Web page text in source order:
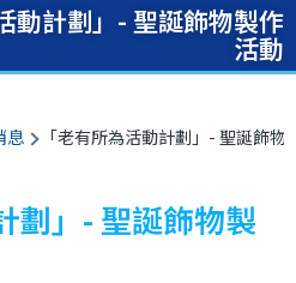
動計劃」- 聖誕飾物製作
活動
息 「老有所為活動計劃」- 聖誕飾物
劃」- 聖誕飾物製